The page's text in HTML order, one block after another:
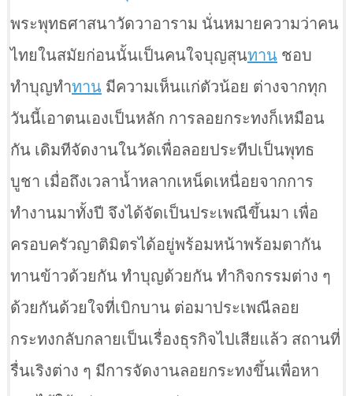
พระพุทธศาสนาวัดวาอาราม นั่นหมายความว่าคน
ไทยในสมัยก่อนนั้นเป็นคนใจบุญสุนทาน ชอบ
ทำบุญทำทาน มีความเห็นแก่ตัวน้อย ต่างจากทุก
วันนี้เอาตนเองเป็นหลัก การลอยกระทงก็เหมือน
กัน เดิมทีจัดงานในวัดเพื่อลอยประทีปเป็นพุทธ
บูชา เมื่อถึงเวลาน้ำหลากเหน็ดเหนื่อยจากการ
ทำงานมาทั้งปี จึงได้จัดเป็นประเพณีขึ้นมา เพื่อ
ครอบครัวญาติมิตรได้อยู่พร้อมหน้าพร้อมตากัน
ทานข้าวด้วยกัน ทำบุญด้วยกัน ทำกิจกรรมต่าง ๆ
ด้วยกันด้วยใจที่เบิกบาน ต่อมาประเพณีลอย
กระทงกลับกลายเป็นเรื่องธุรกิจไปเสียแล้ว สถานที่
รื่นเริงต่าง ๆ มีการจัดงานลอยกระทงขึ้นเพื่อหา